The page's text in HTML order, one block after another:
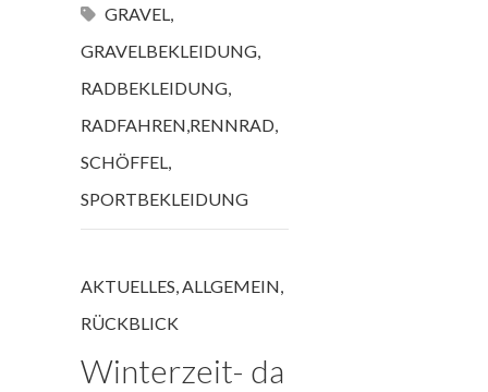
GRAVEL,
GRAVELBEKLEIDUNG,
RADBEKLEIDUNG,
RADFAHREN,RENNRAD,
SCHÖFFEL,
SPORTBEKLEIDUNG
AKTUELLES,ALLGEMEIN,
RÜCKBLICK
Winterzeit- da